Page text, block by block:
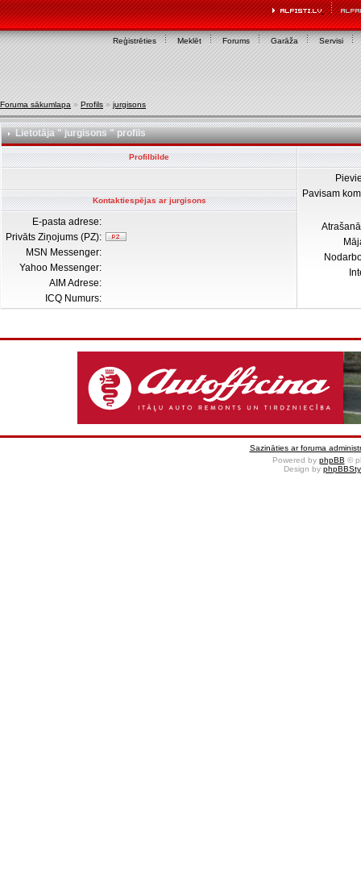
Reģistrēties Meklēt Forums Garāža Servisi
Foruma sākumlapa » Profils » jurgisons
Lietotāja " jurgisons " profils
Profilbilde
Pavisam
Kontaktiespējas ar jurgisons
E-pasta adrese:
Privāts Ziņojums (PZ):
MSN Messenger:
Yahoo Messenger:
AIM Adrese:
ICQ Numurs:
Sazināties ar foruma
Powered by phpBB ©
Design by